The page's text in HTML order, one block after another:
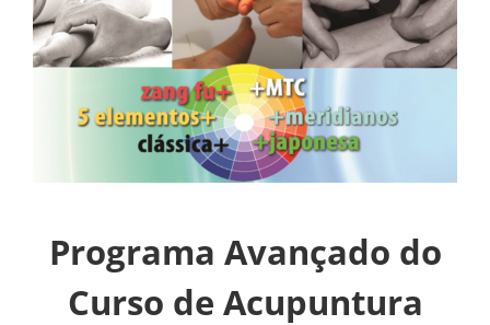
Programa Avançado do
Curso de Acupuntura